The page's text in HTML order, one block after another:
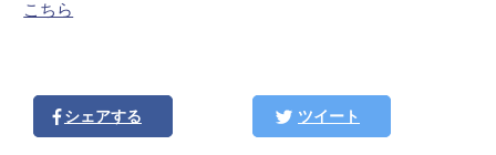
こちら
シェアする ツイート